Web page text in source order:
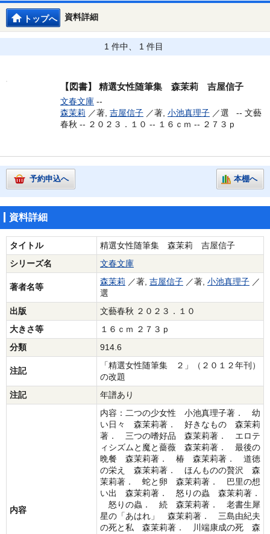
資料詳細
トップへ
1 件中、 1 件目
【図書】 精選女性随筆集 森茉莉 吉屋信子
文春文庫 --
森茉莉 ／著, 吉屋信子 ／著, 小池真理子 ／選 -- 文藝
春秋 -- ２０２３．１０ -- １６ｃｍ -- ２７３ｐ
予約申込へ 本棚へ
資料詳細
タイトル
精選女性随筆集 森茉莉 吉屋信子
シリーズ名
文春文庫
著者名等
森茉莉 ／著, 吉屋信子 ／著, 小池真理子 ／
選
出版
文藝春秋 ２０２３．１０
大きさ等
１６ｃｍ ２７３ｐ
分類
914.6
注記
「精選女性随筆集 ２」（２０１２年刊）
の改題
注記
年譜あり
内容
内容：二つの少女性 小池真理子著． 幼
い日々 森茉莉著． 好きなもの 森茉莉
著． 三つの嗜好品 森茉莉著． エロテ
ィシズムと魔と薔薇 森茉莉著． 最後の
晩餐 森茉莉著． 椿 森茉莉著． 道徳
の栄え 森茉莉著． ほんものの贅沢 森
茉莉著． 蛇と卵 森茉莉著． 巴里の想
い出 森茉莉著． 怒りの蟲 森茉莉著．
怒りの蟲． 続 森茉莉著． 老書生犀
星の「あはれ」 森茉莉著． 三島由紀夫
の死と私 森茉莉著． 川端康成の死 森